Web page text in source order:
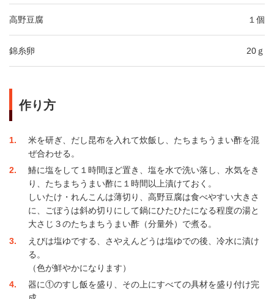
高野豆腐 １個
錦糸卵 20ｇ
作り方
1
米を研ぎ、だし昆布を入れて炊飯し、たちまちうまい酢を混
ぜ合わせる。
2
鰆に塩をして１時間ほど置き、塩を水で洗い落し、水気をき
り、たちまちうまい酢に１時間以上漬けておく。
しいたけ・れんこんは薄切り、高野豆腐は食べやすい大きさ
に、ごぼうは斜め切りにして鍋にひたひたになる程度の湯と
大さじ３のたちまちうまい酢（分量外）で煮る。
3
えびは塩ゆでする、さやえんどうは塩ゆでの後、冷水に漬け
る。
（色が鮮やかになります）
4
器に①のすし飯を盛り、その上にすべての具材を盛り付け完